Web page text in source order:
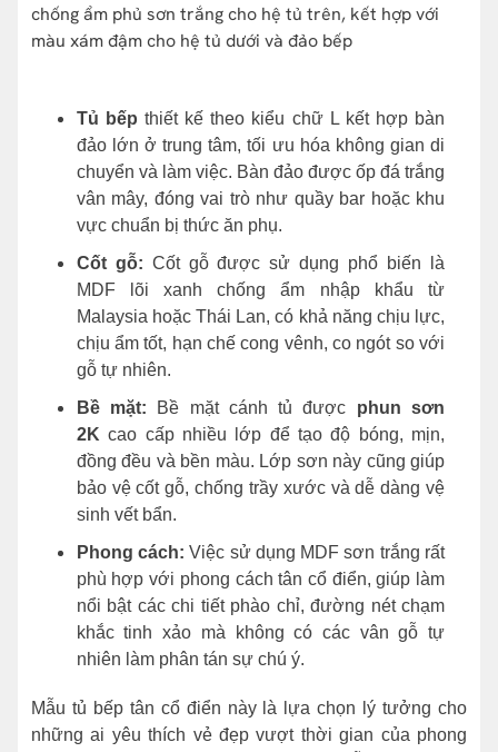
chống ẩm phủ sơn trắng cho hệ tủ trên, kết hợp với
màu xám đậm cho hệ tủ dưới và đảo bếp
Tủ bếp thiết kế theo kiểu chữ L kết hợp bàn
đảo lớn ở trung tâm, tối ưu hóa không gian di
chuyển và làm việc. Bàn đảo được ốp đá trắng
vân mây, đóng vai trò như quầy bar hoặc khu
vực chuẩn bị thức ăn phụ.
Cốt gỗ: Cốt gỗ được sử dụng phổ biến là
MDF lõi xanh chống ẩm nhập khẩu từ
Malaysia hoặc Thái Lan, có khả năng chịu lực,
chịu ẩm tốt, hạn chế cong vênh, co ngót so với
gỗ tự nhiên.
Bề mặt: Bề mặt cánh tủ được phun sơn
2K cao cấp nhiều lớp để tạo độ bóng, mịn,
đồng đều và bền màu. Lớp sơn này cũng giúp
bảo vệ cốt gỗ, chống trầy xước và dễ dàng vệ
sinh vết bẩn.
Phong cách: Việc sử dụng MDF sơn trắng rất
phù hợp với phong cách tân cổ điển, giúp làm
nổi bật các chi tiết phào chỉ, đường nét chạm
khắc tinh xảo mà không có các vân gỗ tự
nhiên làm phân tán sự chú ý.
Mẫu tủ bếp tân cổ điển này là lựa chọn lý tưởng cho
những ai yêu thích vẻ đẹp vượt thời gian của phong